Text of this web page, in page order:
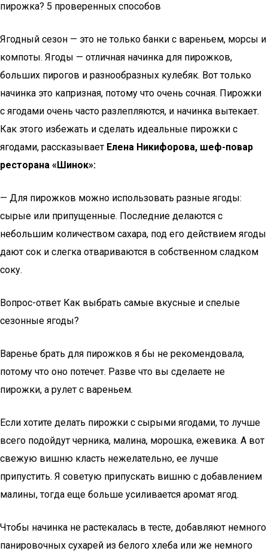
пирожка? 5 проверенных способов
Ягодный сезон — это не только банки с вареньем, морсы и
компоты. Ягоды — отличная начинка для пирожков,
больших пирогов и разнообразных кулебяк. Вот только
начинка это капризная, потому что очень сочная. Пирожки
с ягодами очень часто разлепляются, и начинка вытекает.
Как этого избежать и сделать идеальные пирожки с
ягодами, рассказывает Елена Никифорова, шеф-повар
ресторана «Шинок»:
— Для пирожков можно использовать разные ягоды:
сырые или припущенные. Последние делаются с
небольшим количеством сахара, под его действием ягоды
дают сок и слегка отвариваются в собственном сладком
соку.
Вопрос-ответ Как выбрать самые вкусные и спелые
сезонные ягоды?
Варенье брать для пирожков я бы не рекомендовала,
потому что оно потечет. Разве что вы сделаете не
пирожки, а рулет с вареньем.
Если хотите делать пирожки с сырыми ягодами, то лучше
всего подойдут черника, малина, морошка, ежевика. А вот
свежую вишню класть нежелательно, ее лучше
припустить. Я советую припускать вишню с добавлением
малины, тогда еще больше усиливается аромат ягод.
Чтобы начинка не растекалась в тесте, добавляют немного
панировочных сухарей из белого хлеба или же немного